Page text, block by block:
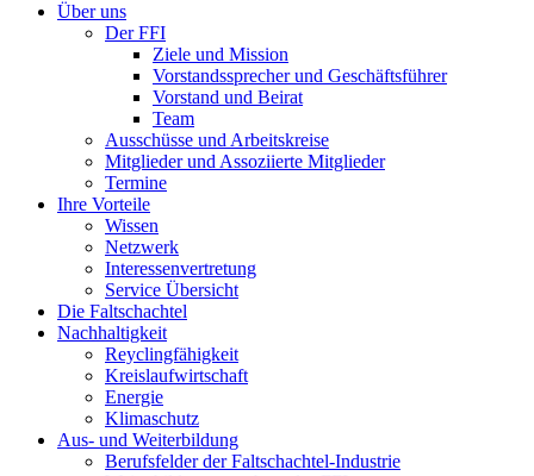
search
panel.
Über uns
Der FFI
Ziele und Mission
Vorstandssprecher und Geschäftsführer
Vorstand und Beirat
Team
Ausschüsse und Arbeitskreise
Mitglieder und Assoziierte Mitglieder
Termine
Ihre Vorteile
Wissen
Netzwerk
Interessenvertretung
Service Übersicht
Die Faltschachtel
Nachhaltigkeit
Reyclingfähigkeit
Kreislaufwirtschaft
Energie
Klimaschutz
Aus- und Weiterbildung
Berufsfelder der Faltschachtel-Industrie